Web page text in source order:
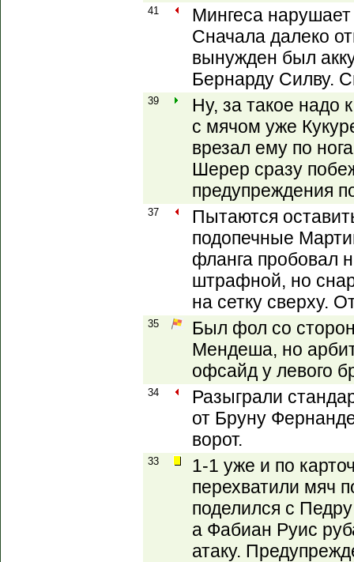
41
Мингеса
Сначала далеко
вынужден был
Бернарду Силву.
39
Ну, за такое надо
с мячом уже
врезал ему по
Шерер сразу
предупреждения
37
Пытаются
подопечные
фланга пробовал
штрафной, но
на сетку сверху.
35
Был фол со
Мендеша, но
офсайд у левого
34
Разыграли
от Бруну
ворот.
33
1-1 уже и по
перехватили мяч
поделился с
а Фабиан Руис
атаку.